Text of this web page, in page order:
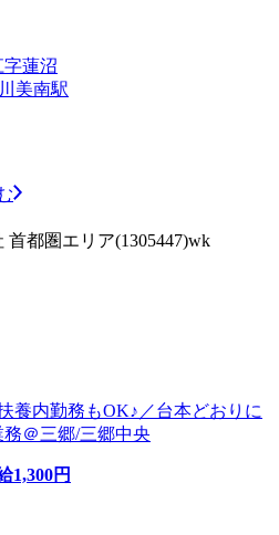
蓮沼
美南駅
首都圏エリア(1305447)wk
養内勤務もOK♪／台本どおりに
＠三郷/三郷中央
1,300円